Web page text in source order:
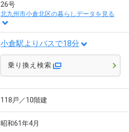
26号
北九州市小倉北区の暮らしデータを見る
小倉駅よりバスで18分
乗り換え検索
118戸／10階建
昭和61年4月